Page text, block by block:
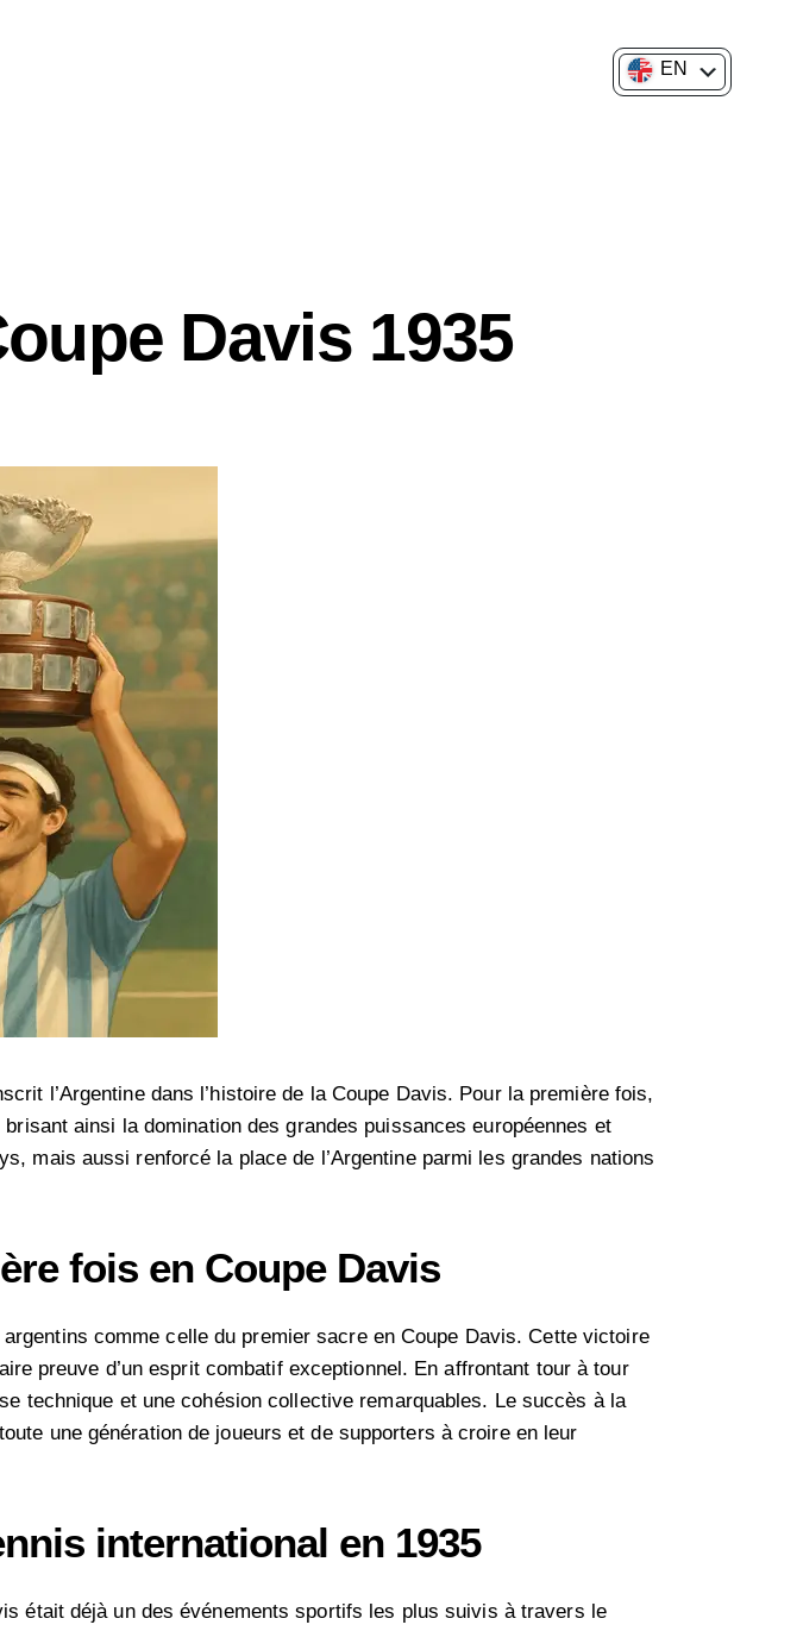
EN
Davis 1935
l’Argentine dans l’histoire de la Coupe Davis. Pour la première fois,
ainsi la domination des grandes puissances européennes et
mais aussi renforcé la place de l’Argentine parmi les grandes nations
fois en Coupe Davis
comme celle du premier sacre en Coupe Davis. Cette victoire
preuve d’un esprit combatif exceptionnel. En affrontant tour à tour
technique et une cohésion collective remarquables. Le succès à la
une génération de joueurs et de supporters à croire en leur
international en 1935
était déjà un des événements sportifs les plus suivis à travers le